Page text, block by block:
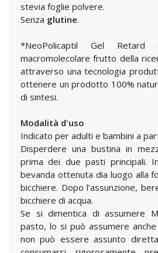
stevia foglie polvere.
Senza glutine.
*NeoPolicaptil Gel
macromolecolare frutto della
attraverso una tecnologia
ottenere un prodotto 100%
di sintesi.
Modalità d'uso
Indicato per adulti e bambini a
Disperdere una bustina in
prima dei due pasti principali.
bevanda ottenuta dia luogo alla
bicchiere. Dopo l’assunzione,
bicchiere di acqua.
Se si dimentica di assumere
pasto, lo si può assumere
non può essere assunto